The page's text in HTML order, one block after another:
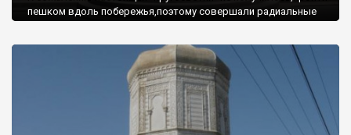
пешком вдоль побережья,поэтому совершали радиальные